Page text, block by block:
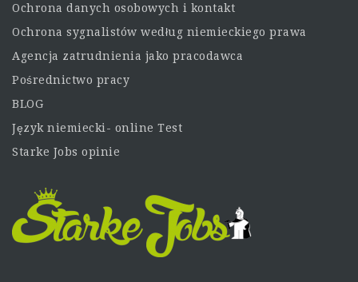
Ochrona danych osobowych i kontakt
Ochrona sygnalistów według niemieckiego prawa
Agencja zatrudnienia jako pracodawca
Pośrednictwo pracy
BLOG
Język niemiecki- online Test
Starke Jobs opinie